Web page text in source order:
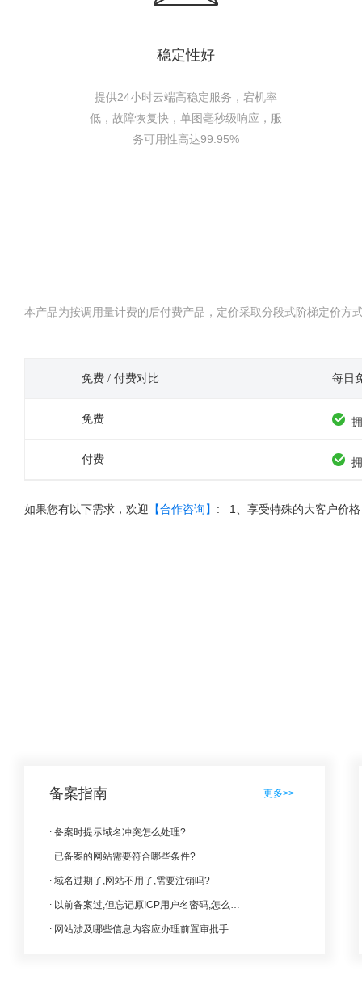
稳定性好
提供24小时云端高稳定服务，宕机率
低，故障恢复快，单图毫秒级响应，服
务可用性高达99.95%
本产品为按调用量计费的后付费产品，定价采取分段式阶梯定价方
免费 / 付费对比 每日
免费
付费
如果您有以下需求，欢迎 【合作咨询】 : 1、享受特殊的大客户价格
备案指南 更多>>
备案时提示域名冲突怎么处理?
已备案的网站需要符合哪些条件?
域名过期了,网站不用了,需要注销吗?
以前备案过,但忘记原ICP用户名密码,怎么找回?
网站涉及哪些信息内容应办理前置审批手续?